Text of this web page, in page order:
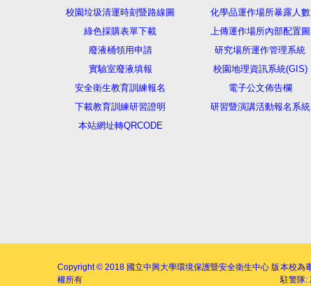
校園垃圾清運時刻暨路線圖
綠色採購表單下載
廢液桶領用申請
實驗室廢液填報
安全衛生教育訓練報名
下載教育訓練研習證明
本站網址轉QRCODE
化學品運作場所暴露人數
上傳運作場所內部配置圖
研究場所運作管理系統
校園地理資訊系統(GIS)
電子公文佈告欄
研習暨演講活動報名系統
Copyright © 2018 國立中興大學環境保護暨安全衛生中心 版
權所有
本校為
駐警隊: